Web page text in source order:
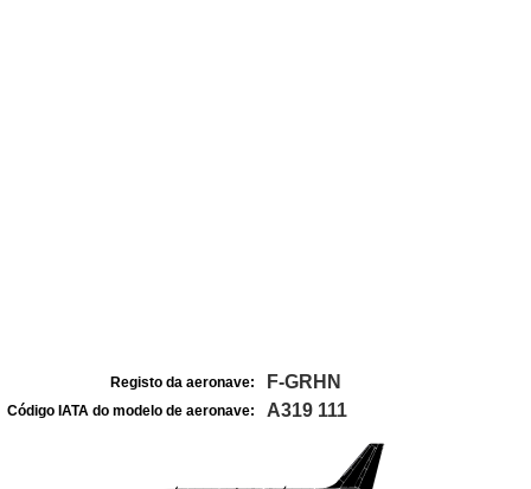
Registo da aeronave: F-GRHN
Código IATA do modelo de aeronave: A319 111